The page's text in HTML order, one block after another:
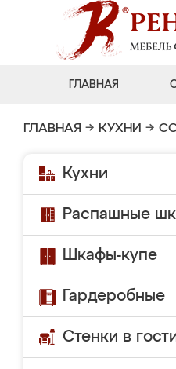
ГЛАВНАЯ
ГЛАВНАЯ → КУХНИ →
Кухни
Распашные
Шкафы-купе
Гардеробные
Стенки в